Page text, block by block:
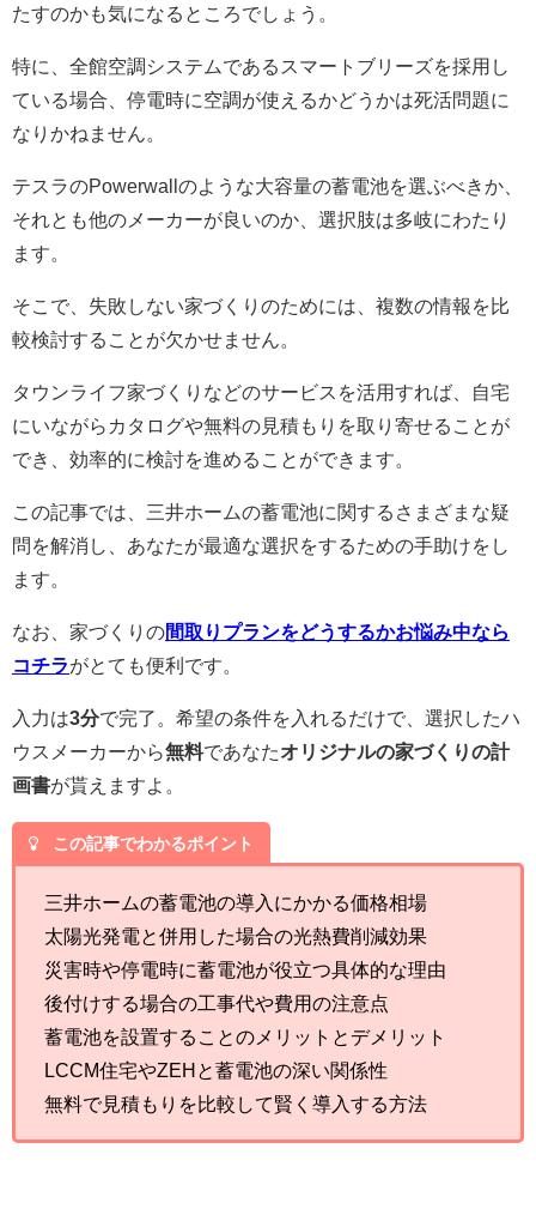
たすのかも気になるところでしょう。
特に、全館空調システムであるスマートブリーズを採用し
ている場合、停電時に空調が使えるかどうかは死活問題に
なりかねません。
テスラのPowerwallのような大容量の蓄電池を選ぶべきか、
それとも他のメーカーが良いのか、選択肢は多岐にわたり
ます。
そこで、失敗しない家づくりのためには、複数の情報を比
較検討することが欠かせません。
タウンライフ家づくりなどのサービスを活用すれば、自宅
にいながらカタログや無料の見積もりを取り寄せることが
でき、効率的に検討を進めることができます。
この記事では、三井ホームの蓄電池に関するさまざまな疑
問を解消し、あなたが最適な選択をするための手助けをし
ます。
なお、家づくりの間取りプランをどうするかお悩み中なら
コチラがとても便利です。
入力は3分で完了。希望の条件を入れるだけで、選択したハ
ウスメーカーから無料であなたオリジナルの家づくりの計
画書が貰えますよ。
この記事でわかるポイント
三井ホームの蓄電池の導入にかかる価格相場
太陽光発電と併用した場合の光熱費削減効果
災害時や停電時に蓄電池が役立つ具体的な理由
後付けする場合の工事代や費用の注意点
蓄電池を設置することのメリットとデメリット
LCCM住宅やZEHと蓄電池の深い関係性
無料で見積もりを比較して賢く導入する方法